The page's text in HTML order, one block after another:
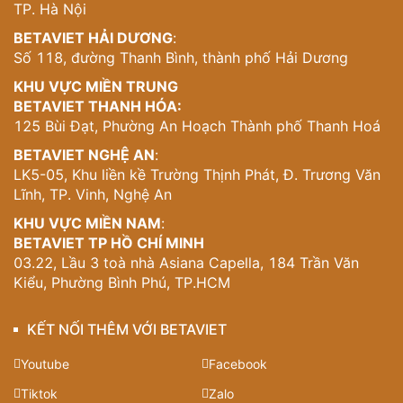
Mẫu nội thất biệt thự tân cổ điển 5 phòng ngủ tại Vĩnh
Phúc NT21189
Hai khu bên giường được thiết kế đối xứng với bàn trang
điểm và bàn làm việc, kết hợp cửa sổ đón sáng tự nhiên
và rèm nhung cao cấp.
Sàn gỗ, thảm tròn trung tâm, tường trần đều mang vẻ
đồng điệu về màu sắc và phong cách. Tất cả làm nên
một phòng ngủ tân cổ điển
cấp.
Phòng sinh hoạt chung – Nơi gắn kết gia đình
đậm chất Á Đông
Không gianphòng sinh hoạt chung
gia đình quây quần bên nhau. Bộ sofa nhỏ thanh lịch, tivi
đặt gọn gàng trên kệ gỗ uốn cong và đèn chùm tinh tế
TP. Hà Nội
BETAVIET HẢI DƯƠNG:
Số 118, đường Thanh Bình, thành phố Hải Dương
KHU VỰC MIỀN TRUNG
BETAVIET THANH HÓA:
125 Bùi Đạt, Phường An Hoạch Thành phố Thanh Hoá
BETAVIET NGHỆ AN:
LK5-05, Khu liền kề Trường Thịnh Phát, Đ. Trương Văn
Lĩnh, TP. Vinh, Nghệ An
KHU VỰC MIỀN NAM:
BETAVIET TP HỒ CHÍ MINH
03.22, Lầu 3 toà nhà Asiana Capella, 184 Trần Văn
Kiểu, Phường Bình Phú, TP.HCM
KẾT NỐI THÊM VỚI BETAVIET
Youtube
Facebook
Tiktok
Zalo